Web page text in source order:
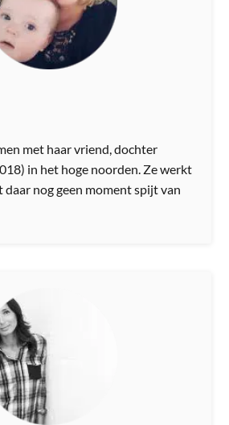
met haar vriend, dochter
in het hoge noorden. Ze werkt
daar nog geen moment spijt van